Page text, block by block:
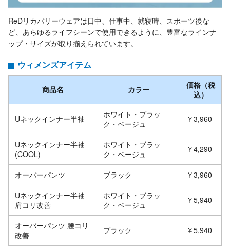
ReDリカバリーウェアは日中、仕事中、就寝時、スポーツ後な
ど、あらゆるライフシーンで使用できるように、豊富なラインナ
ップ・サイズが取り揃えられています。
ウィメンズアイテム
商品名 カラー
価格（税
込）
Uネックインナー半袖
ホワイト・ブラッ
ク・ベージュ
￥3,960
Uネックインナー半袖
(COOL)
ホワイト・ブラッ
ク・ベージュ
￥4,290
オーバーパンツ ブラック
￥3,960
Uネックインナー半袖
肩コリ改善
ホワイト・ブラッ
ク・ベージュ
￥5,940
オーバーパンツ 腰コリ
改善
ブラック ￥5,940